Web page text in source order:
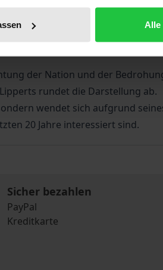
Alle
Betrachtung des
Buch- und
Auswahl aus dem Nachlaß
der Nation und der
rundet die Darstellung ab.
wendet sich aufgrund
20 Jahre interessiert sind.
Sicher bezahlen
PayPal
Kreditkarte